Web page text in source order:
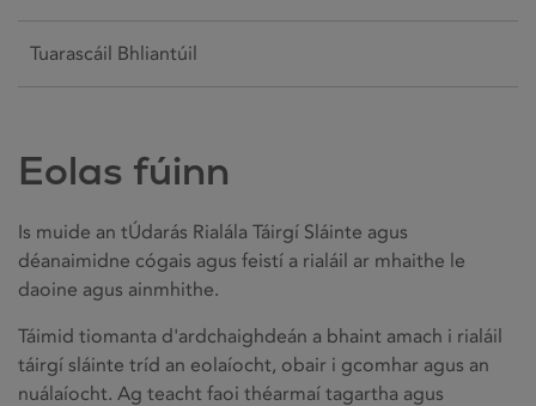
Tuarascáil Bhliantúil
Eolas fúinn
Is muide an tÚdarás Rialála Táirgí Sláinte agus
déanaimidne cógais agus feistí a rialáil ar mhaithe le
daoine agus ainmhithe.
Táimid tiomanta d'ardchaighdeán a bhaint amach i rialáil
táirgí sláinte tríd an eolaíocht, obair i gcomhar agus an
nuálaíocht. Ag teacht faoi théarmaí tagartha agus